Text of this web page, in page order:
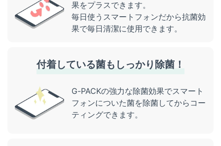
果をプラスできます。
毎日使うスマートフォンだから抗菌効
果で毎日清潔に使用できます。
付着している菌もしっかり除菌！
G-PACKの強力な除菌効果でスマート
フォンについた菌を除菌してからコー
ティングできます。